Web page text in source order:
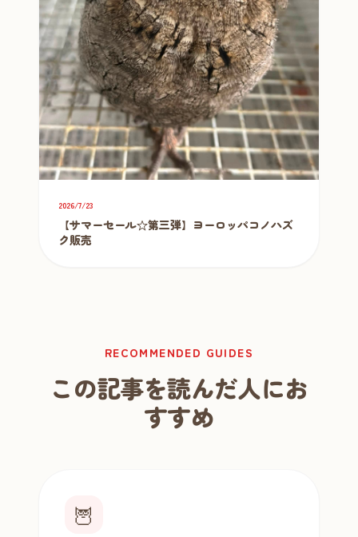
2026/7/23
【サマーセール☆第三弾】ヨーロッパコノハズ
ク販売
RECOMMENDED GUIDES
この記事を読んだ人にお
すすめ
🦉